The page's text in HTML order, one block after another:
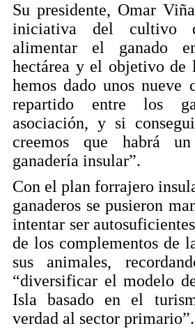
Su presidente, Omar
iniciativa del cultivo
alimentar el ganado
hectárea y el objetivo de
hemos dado unos nueve
repartido entre los
asociación, y si
creemos que habrá
ganadería insular”.
Con el plan forrajero
ganaderos se pusieron
intentar ser
de los complementos de
sus animales,
“diversificar el modelo
Isla basado en el
verdad al sector primario”.